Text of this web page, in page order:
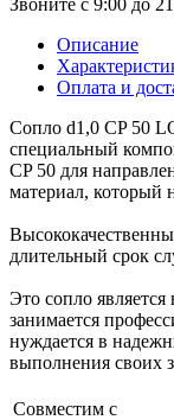
Описание
Оплата и
Сопло d1,0 CP 50
специальный
CP 50 для
материал, который
длительный срок
Это сопло
занимается
нуждается в
выполнения своих
Совместим с